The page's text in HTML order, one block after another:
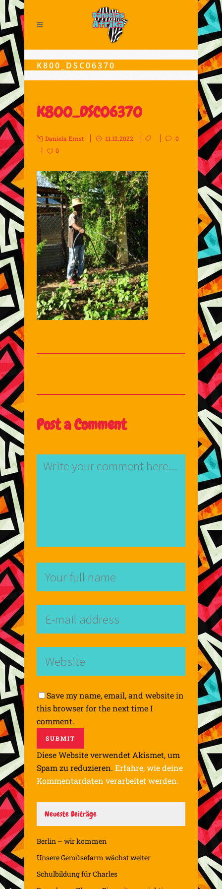
K800_DSC06370
K800_DSC06370
Daniela Ernst 11.12.2022
0
0
Post a Comment
Save my name, email, and website in
this browser for the next time I
comment.
Diese Website verwendet Akismet, um
Spam zu reduzieren. Erfahre, wie deine
Kommentardaten verarbeitet werden.
Neueste Beiträge
Berlin – wir kommen
Unsere Gemüsefarm wächst weiter
Schulbildung für Charles